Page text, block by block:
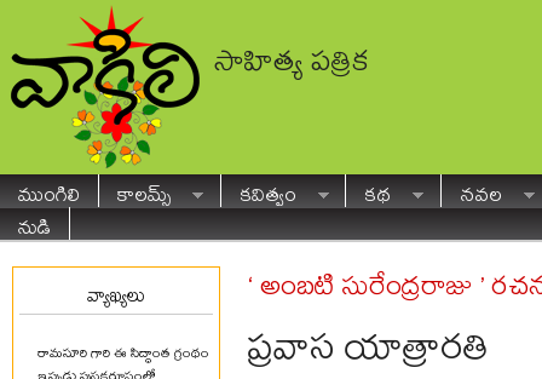
సాహిత్య పత్రిక
ముంగిలి కాలమ్స్ కవిత్వం కథ
నవల
నుడి
వ్యాఖ్యలు
రామసూరి గారి ఈ సిద్ధాంత గ్రంథం
‘ అంబటి సురేంద్రరాజు ’
ప్రవాస యాత్రారతి